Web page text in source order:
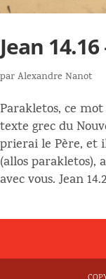
Jean
parAlexandre Nanot
Parakletos, ce
texte grec du
prierai le Père, et
(allos parakletos),
avec vous. Jean